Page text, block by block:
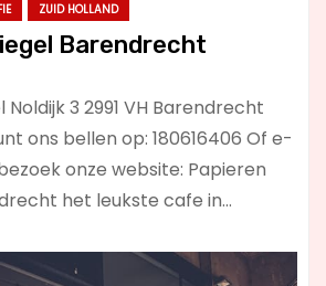
ZUID HOLLAND
Barendrecht
3 2991 VH Barendrecht
ons bellen op: 180616406 Of e-
onze website: Papieren
het leukste cafe in…